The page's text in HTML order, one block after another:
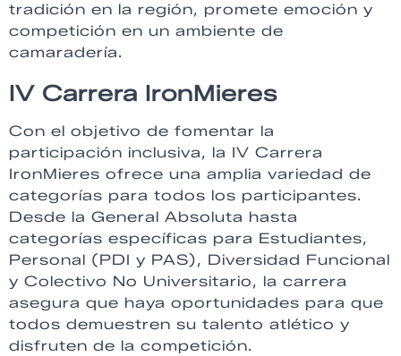
tradición en la región, promete emoción y
competición en un ambiente de
camaradería.
IV Carrera IronMieres
Con el objetivo de fomentar la
participación inclusiva, la IV Carrera
IronMieres ofrece una amplia variedad de
categorías para todos los participantes.
Desde la General Absoluta hasta
categorías específicas para Estudiantes,
Personal (PDI y PAS), Diversidad Funcional
y Colectivo No Universitario, la carrera
asegura que haya oportunidades para que
todos demuestren su talento atlético y
disfruten de la competición.